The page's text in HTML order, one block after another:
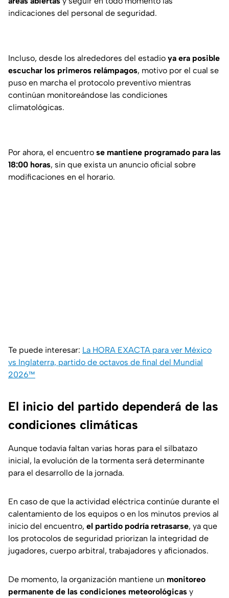
indicaciones del personal de seguridad.
Incluso, desde los alrededores del estadio ya era posible
escuchar los primeros relámpagos, motivo por el cual se
puso en marcha el protocolo preventivo mientras
continúan monitoreándose las condiciones
climatológicas.
Por ahora, el encuentro se mantiene programado para las
18:00 horas, sin que exista un anuncio oficial sobre
modificaciones en el horario.
Te puede interesar: La HORA EXACTA para ver México
vs Inglaterra, partido de octavos de final del Mundial
2026™
El inicio del partido dependerá de las
condiciones climáticas
Aunque todavía faltan varias horas para el silbatazo
inicial, la evolución de la tormenta será determinante
para el desarrollo de la jornada.
En caso de que la actividad eléctrica continúe durante el
calentamiento de los equipos o en los minutos previos al
inicio del encuentro, el partido podría retrasarse, ya que
los protocolos de seguridad priorizan la integridad de
jugadores, cuerpo arbitral, trabajadores y aficionados.
De momento, la organización mantiene un monitoreo
permanente de las condiciones meteorológicas y